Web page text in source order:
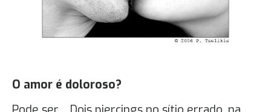
O amor é doloroso?